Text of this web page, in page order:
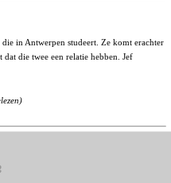
in Antwerpen studeert. Ze komt erachter
die twee een relatie hebben. Jef